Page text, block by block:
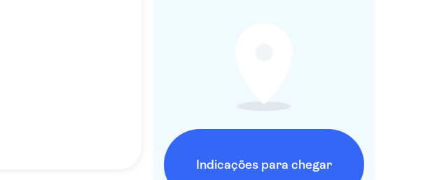
Indicações para chegar